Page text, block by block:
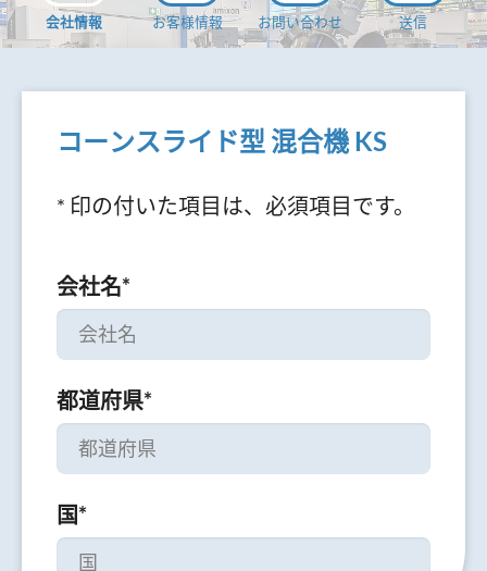
会社情報 お客様情報 お問い合わせ 送信
コーンスライド型 混合機 KS
* 印の付いた項目は、必須項目です。
会社名*
都道府県*
国*